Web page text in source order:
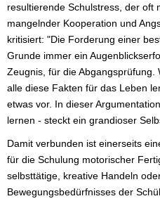
resultierende Schulstress, der oft
mangelnder Kooperation und
kritisiert: "Die Forderung einer
Grunde immer ein
Zeugnis, für die
alle diese Fakten für das Leben
etwas vor. In dieser
lernen - steckt ein grandioser
Damit verbunden ist einerseits
für die Schulung motorischer
selbsttätige, kreative Handeln
Bewegungsbedürfnisses der